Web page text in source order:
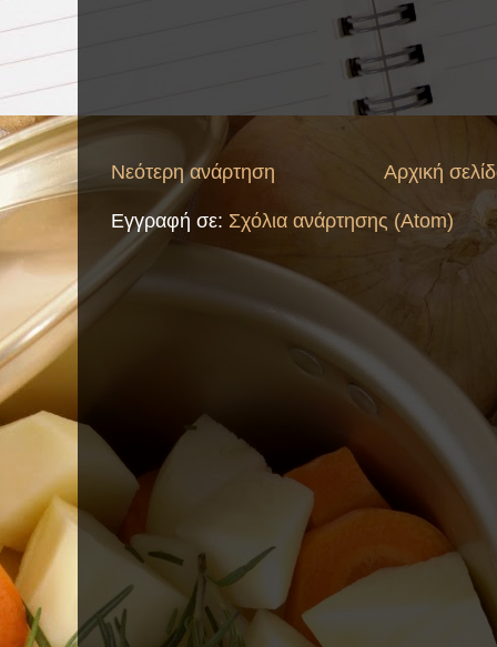
Νεότερη ανάρτηση Αρχική
Εγγραφή σε: Σχόλια ανάρτησης (Atom)